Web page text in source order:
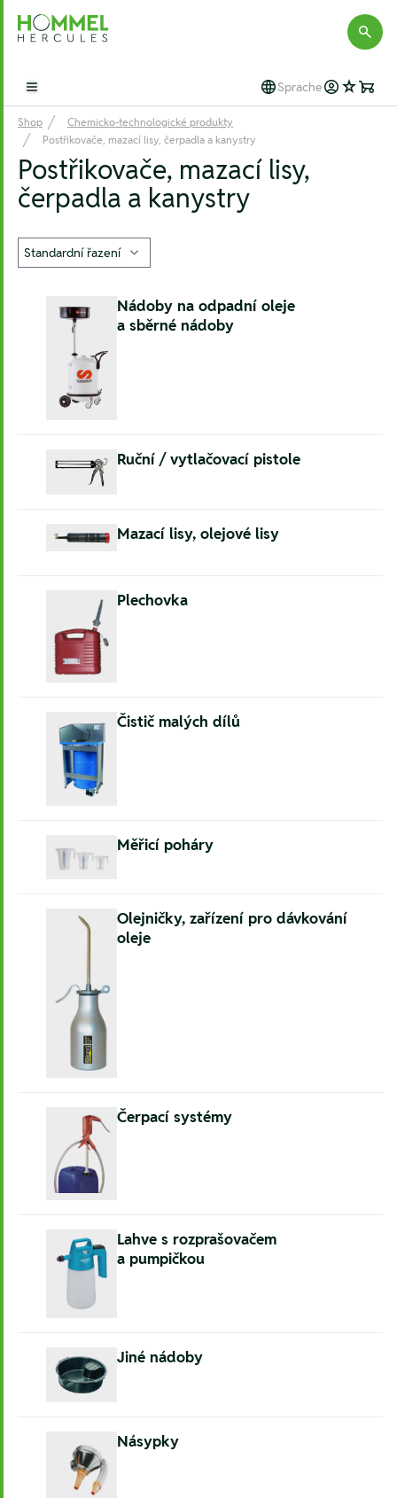
Hommel Hercules
Open main menu Sprache
Shop
Chemicko-technologické produkty
Postřikovače, mazací lisy, čerpadla a kanystry
Postřikovače, mazací lisy,
čerpadla a kanystry
Nádoby na odpadní oleje
a sběrné nádoby
Ruční / vytlačovací pistole
Mazací lisy, olejové lisy
Plechovka
Čistič malých dílů
Měřicí poháry
Olejničky, zařízení pro dávkování
oleje
Čerpací systémy
Lahve s rozprašovačem
a pumpičkou
Jiné nádoby
Násypky